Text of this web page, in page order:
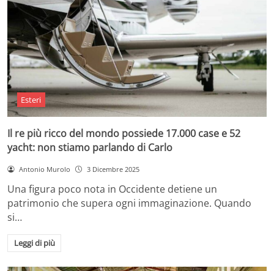
Esteri
Il re più ricco del mondo possiede 17.000 case e 52
yacht: non stiamo parlando di Carlo
Antonio Murolo 3 Dicembre 2025
Una figura poco nota in Occidente detiene un
patrimonio che supera ogni immaginazione. Quando
si…
Leggi di più